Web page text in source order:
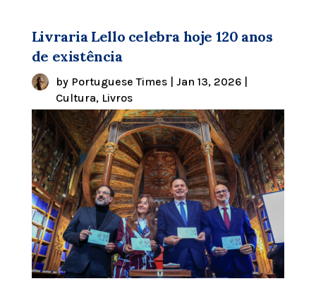
Livraria Lello celebra hoje 120 anos
de existência
by Portuguese Times| Jan 13, 2026|
Cultura, Livros